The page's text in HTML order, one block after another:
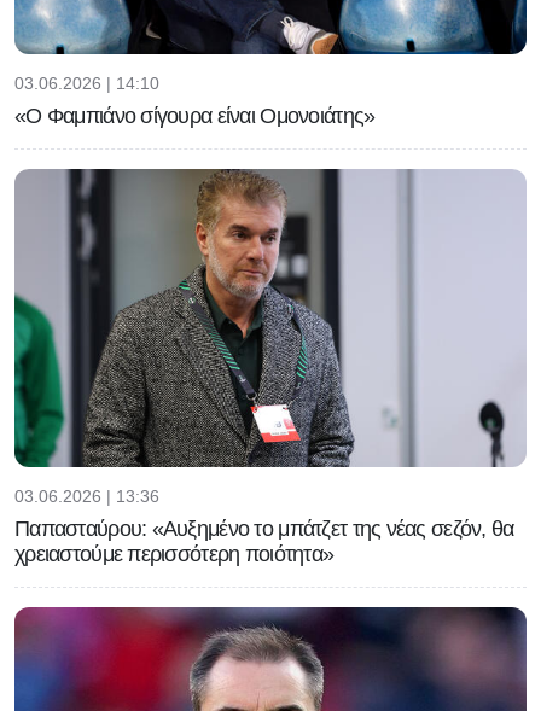
03.06.2026 | 14:10
«Ο Φαμπιάνο σίγουρα είναι Ομονοιάτης»
03.06.2026 | 13:36
Παπασταύρου: «Αυξημένο το μπάτζετ της νέας σεζόν, θα
χρειαστούμε περισσότερη ποιότητα»